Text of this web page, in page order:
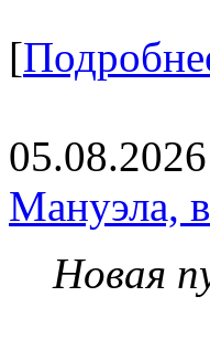
[
05.08.2026
Мануэла,
Новая